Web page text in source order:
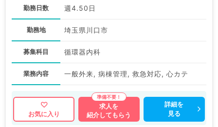
勤務日数 週4.50日
勤務地 埼玉県川口市
募集科目 循環器内科
業務内容 一般外来, 病棟管理, 救急対応, 心カテ
お気に入り
求人を
紹介してもらう
詳細を
見る